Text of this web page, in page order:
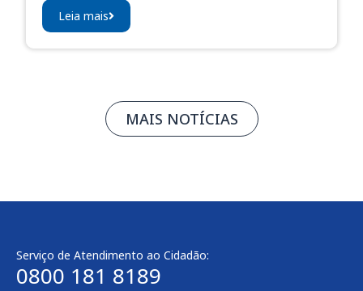
Leia mais
MAIS NOTÍCIAS
Serviço de Atendimento ao Cidadão:
0800 181 8189